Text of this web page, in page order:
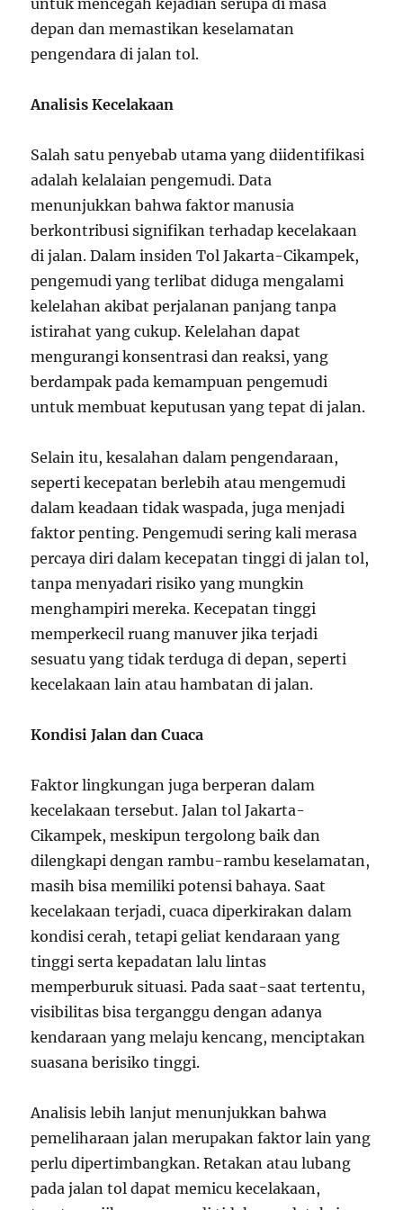
untuk mencegah kejadian serupa di masa
depan dan memastikan keselamatan
pengendara di jalan tol.
Analisis Kecelakaan
Salah satu penyebab utama yang diidentifikasi
adalah kelalaian pengemudi. Data
menunjukkan bahwa faktor manusia
berkontribusi signifikan terhadap kecelakaan
di jalan. Dalam insiden Tol Jakarta-Cikampek,
pengemudi yang terlibat diduga mengalami
kelelahan akibat perjalanan panjang tanpa
istirahat yang cukup. Kelelahan dapat
mengurangi konsentrasi dan reaksi, yang
berdampak pada kemampuan pengemudi
untuk membuat keputusan yang tepat di jalan.
Selain itu, kesalahan dalam pengendaraan,
seperti kecepatan berlebih atau mengemudi
dalam keadaan tidak waspada, juga menjadi
faktor penting. Pengemudi sering kali merasa
percaya diri dalam kecepatan tinggi di jalan tol,
tanpa menyadari risiko yang mungkin
menghampiri mereka. Kecepatan tinggi
memperkecil ruang manuver jika terjadi
sesuatu yang tidak terduga di depan, seperti
kecelakaan lain atau hambatan di jalan.
Kondisi Jalan dan Cuaca
Faktor lingkungan juga berperan dalam
kecelakaan tersebut. Jalan tol Jakarta-
Cikampek, meskipun tergolong baik dan
dilengkapi dengan rambu-rambu keselamatan,
masih bisa memiliki potensi bahaya. Saat
kecelakaan terjadi, cuaca diperkirakan dalam
kondisi cerah, tetapi geliat kendaraan yang
tinggi serta kepadatan lalu lintas
memperburuk situasi. Pada saat-saat tertentu,
visibilitas bisa terganggu dengan adanya
kendaraan yang melaju kencang, menciptakan
suasana berisiko tinggi.
Analisis lebih lanjut menunjukkan bahwa
pemeliharaan jalan merupakan faktor lain yang
perlu dipertimbangkan. Retakan atau lubang
pada jalan tol dapat memicu kecelakaan,